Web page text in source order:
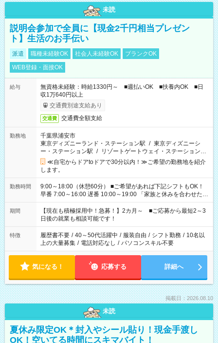
未読
説明会参加で全員に【現金2千円相当プレゼン
ト】生活のお手伝い
派遣 職種未経験OK 社会人未経験OK
ブランクOK
WEB登録・面接OK
給与
無資格未経験：時給1330円～ ■週払いOK ■扶養内OK ■日
収1万640円以上
交通費別途支給あり
交通費 交通費全額支給
勤務地
千葉県浦安市
東京ディズニーランド・ステーション駅 / 東京ディズニーシ
ー・ステーション駅 / リゾートゲートウェイ・ステーション駅
/
…
≪自宅からドアtoドアで30分以内！≫ご希望の勤務地を紹介
します。
勤務時間
9:00～18:00（休憩60分） ■ご希望があれば下記シフトもOK！
早番 7:00～16:00 遅番 10:00～19:00 「家族と休みを合わせた
い」 「余裕を持って夕飯の準備がしたい」 「できれば残業はし
たくない」 など、ご希望を教えてくださいね。 ※Wワーク希望
の方へ 今ご覧のお仕事で希望する勤務時間と、もう1つのお仕事
の勤務時間。 合計で週40時間を超える場合は応募できません。
期間
【現在も積極採用中！急募！】2カ月～ ■ご応募から最短2～3
日後の就業も相談可能です！
特徴 履歴書不要 / 40～50代活躍中 / 服装自由 / シフト勤務 / 10名以
上の大量募集 / 電話対応なし / パソコンスキル不要
気になる！ 応募する 詳細へ
掲載日：2026.08.10
未読
夏休み限定OK＊封入やシール貼り！現金手渡し
OK！空いてる時間にスキマバイト！